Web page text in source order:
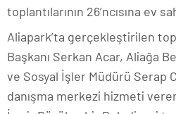
toplantılarının 26’ncısına ev
Aliapark’ta gerçekleştirilen
Başkanı Serkan Acar, Aliağa
ve Sosyal İşler Müdürü Serap
danışma merkezi hizmeti